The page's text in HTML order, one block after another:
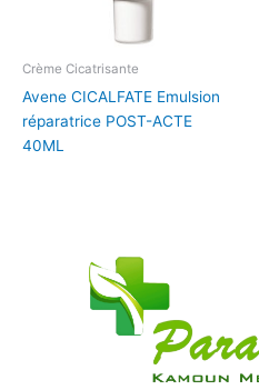
Crème Cicatrisante
Avene CICALFATE Emulsion
réparatrice POST-ACTE
40ML